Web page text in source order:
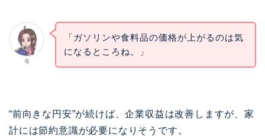
母
「ガソリンや食料品の価格が上がるのは気
になるところね。」
“前向きな円安”が続けば、企業収益は改善しますが、家
計には節約意識が必要になりそうです。